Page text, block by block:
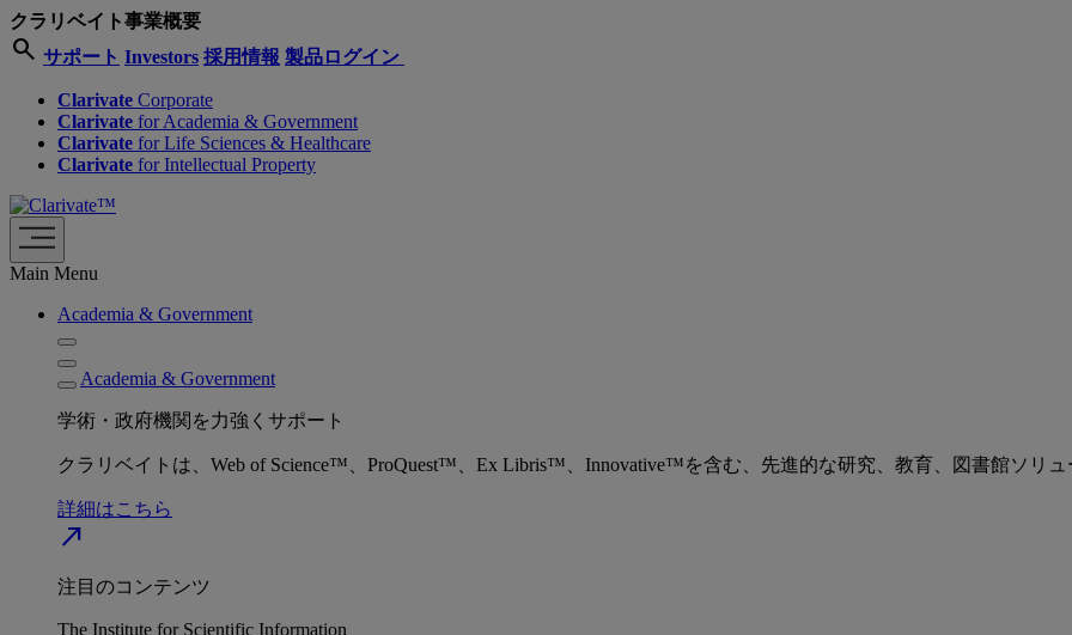
クラリベイト事業概要
search サポート Investors 採用情報 製品ログイン
Clarivate Corporate
Clarivate for Academia & Government
Clarivate for Life Sciences & Healthcare
Clarivate for Intellectual Property
Main Menu
Academia & Government
Academia & Government
学術・政府機関を力強くサポート
クラリベイトは、Web of Science™、ProQuest™、Ex Libris™、Innovative™を含む、先進的な研究、教育、図書館ソリュ
詳細はこちら
north_east
注目のコンテンツ
The Institute for Scientific Information